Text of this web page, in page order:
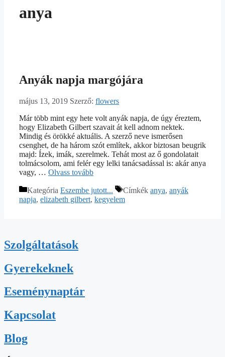
anya
Anyák napja margójára
május 13, 2019 Szerző: flowers
Már több mint egy hete volt anyák napja, de úgy éreztem,
hogy Elizabeth Gilbert szavait át kell adnom nektek.
Mindig és örökké aktuális. A szerző neve ismerősen
csenghet, de ha három szót említek, akkor biztosan beugrik
majd: Ízek, imák, szerelmek. Tehát most az ő gondolatait
tolmácsolom, ami felér egy lelki tanácsadással is: akár anya
vagy, … Olvass tovább
Kategória Eszembe jutott... Címkék anya, anyák
napja, elizabeth gilbert, kegyelem
Szolgáltatások
Gyerekeknek
Eseménynaptár
Kapcsolat
Blog